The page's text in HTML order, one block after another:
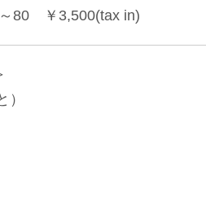
80 ￥3,500(tax in)